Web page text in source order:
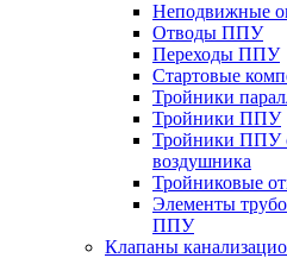
Неподвижные
Отводы ППУ
Переходы ППУ
Стартовые
Тройники
Тройники ППУ
Тройники ППУ
воздушника
Тройниковые
Элементы
ППУ
Клапаны